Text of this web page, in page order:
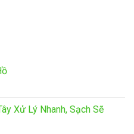
Xử Lý Nhanh, Sạch Sẽ